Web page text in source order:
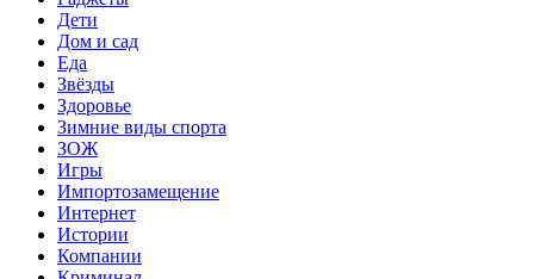
Дети
Дом и сад
Еда
Звёзды
Здоровье
Зимние виды спорта
ЗОЖ
Игры
Импортозамещение
Интернет
Истории
Компании